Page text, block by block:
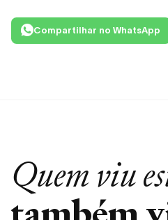
Compartilhar no WhatsApp
Quem viu